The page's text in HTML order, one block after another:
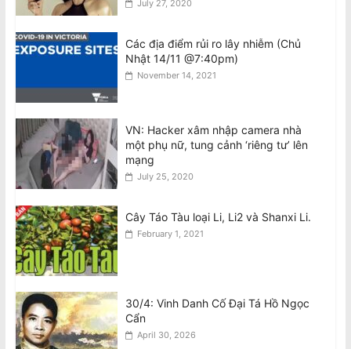
August 9, 2026
Hình & Video: Biểu Tình Chống Chuyến
Viếng Thăm Úc của Tô Lâm tại
Melbourne
Bị USTR áp thuế: Dư luận viên đang
gây thêm hoạ cho nhà nước Việt Nam
August 9, 2026
July 27, 2020
Các địa điểm rủi ro lây nhiễm (Chủ
Nhật 14/11 @7:40pm)
November 14, 2021
VN: Hacker xâm nhập camera nhà
một phụ nữ, tung cảnh ‘riêng tư’ lên
mạng
July 25, 2020
Cây Táo Tàu loại Li, Li2 và Shanxi Li.
February 1, 2021
30/4: Vinh Danh Cố Đại Tá Hồ Ngọc
Cẩn
April 30, 2026